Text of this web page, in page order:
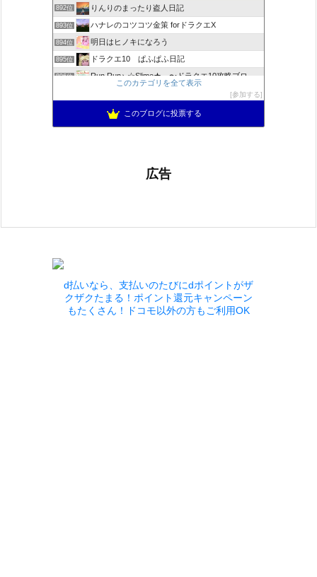
892位 りんりのまったり盗人日記
893位 ハナレのコツコツ金策 forドラクエX
894位 明日はヒノキになろう
895位 ドラクエ10 ぱふぱふ日記
896位 Run Run♪ ☆Slime★ 〜ドラクエ10攻略ブログ〜
不思議の国のドラクエ10ブログ2
このカテゴリを全て表示
参加する
このブログに投票する
広告
d払いなら、支払いのたびにdポイントがザ
クザクたまる！ポイント還元キャンペーン
もたくさん！ドコモ以外の方もご利用OK